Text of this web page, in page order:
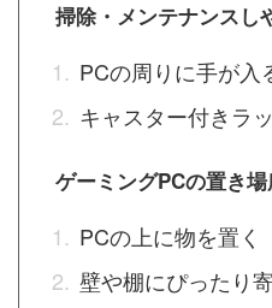
掃除・メンテナンスし
PCの周りに手が入
キャスター付きラ
ゲーミングPCの置き
PCの上に物を置く
壁や棚にぴったり